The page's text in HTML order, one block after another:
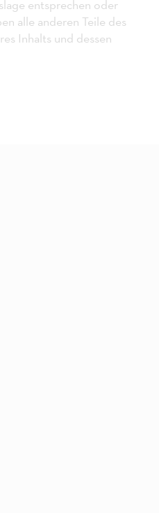
entsprechen oder
alle anderen Teile des
Inhalts und dessen